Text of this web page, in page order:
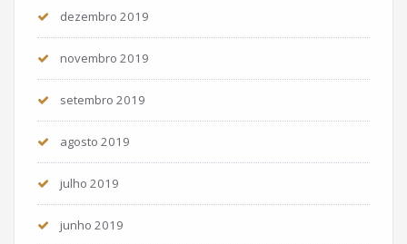
dezembro 2019
novembro 2019
setembro 2019
agosto 2019
julho 2019
junho 2019